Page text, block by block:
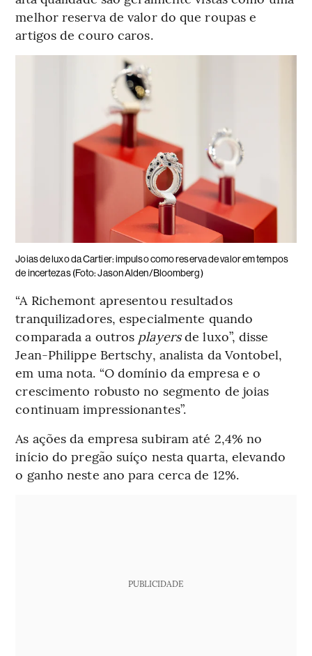
melhor reserva de valor do que roupas e
artigos de couro caros.
Joias de luxo da Cartier: impulso como reserva de valor em tempos
de incertezas (Foto: Jason Alden/Bloomberg)
“A Richemont apresentou resultados
tranquilizadores, especialmente quando
comparada a outros playersde luxo”, disse
Jean-Philippe Bertschy, analista da Vontobel,
em uma nota. “O domínio da empresa e o
crescimento robusto no segmento de joias
continuam impressionantes”.
As ações da empresa subiram até 2,4% no
início do pregão suíço nesta quarta, elevando
o ganho neste ano para cerca de 12%.
PUBLICIDADE